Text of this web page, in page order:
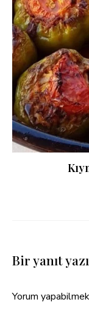
Bir yanıt
Yorum